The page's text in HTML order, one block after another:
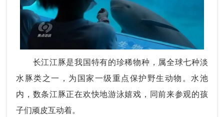
长江江豚是我国特有的珍稀物种，属全球七种淡
水豚类之一，为国家一级重点保护野生动物。水池
内，数条江豚正在欢快地游泳嬉戏，同前来参观的孩
子们顽皮互动着。